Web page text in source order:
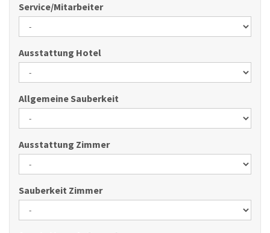
Service/Mitarbeiter
Ausstattung Hotel
Allgemeine Sauberkeit
Ausstattung Zimmer
Sauberkeit Zimmer